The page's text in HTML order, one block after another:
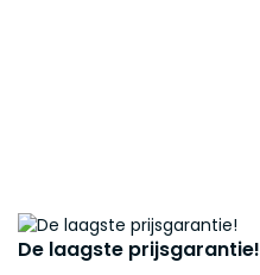
De laagste prijsgarantie!